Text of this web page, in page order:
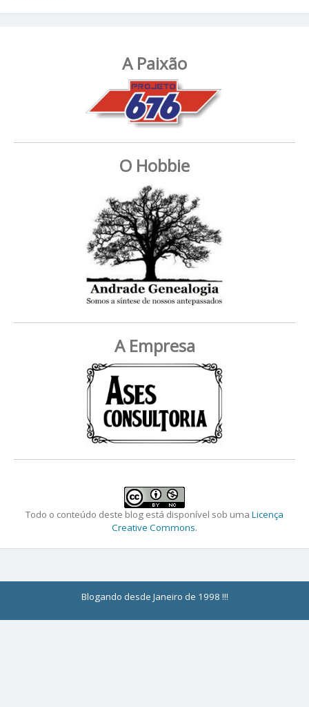
A Paixão
O Hobbie
A Empresa
Todo o conteúdo deste blog está disponível sob uma Licença
Creative Commons.
Blogando desde Janeiro de 1998 !!!